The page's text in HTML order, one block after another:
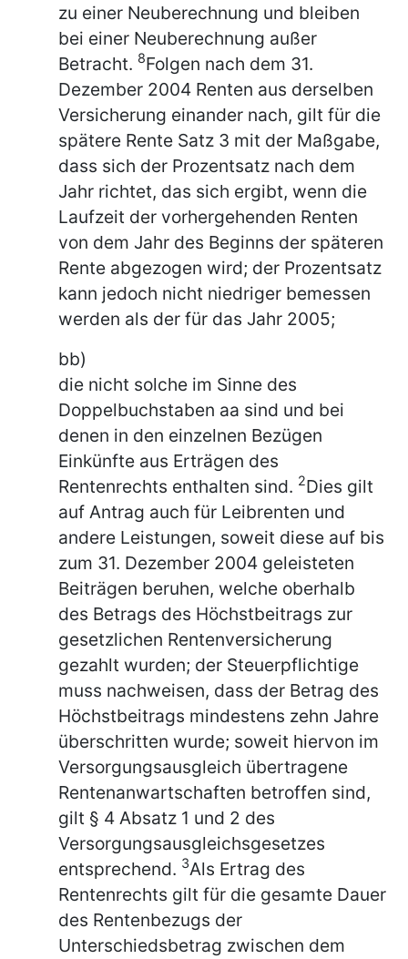
zu einer Neuberechnung und bleiben
bei einer Neuberechnung außer
Betracht. 8Folgen nach dem 31.
Dezember 2004 Renten aus derselben
Versicherung einander nach, gilt für die
spätere Rente Satz 3 mit der Maßgabe,
dass sich der Prozentsatz nach dem
Jahr richtet, das sich ergibt, wenn die
Laufzeit der vorhergehenden Renten
von dem Jahr des Beginns der späteren
Rente abgezogen wird; der Prozentsatz
kann jedoch nicht niedriger bemessen
werden als der für das Jahr 2005;
bb)
die nicht solche im Sinne des
Doppelbuchstaben aa sind und bei
denen in den einzelnen Bezügen
Einkünfte aus Erträgen des
Rentenrechts enthalten sind. 2Dies gilt
auf Antrag auch für Leibrenten und
andere Leistungen, soweit diese auf bis
zum 31. Dezember 2004 geleisteten
Beiträgen beruhen, welche oberhalb
des Betrags des Höchstbeitrags zur
gesetzlichen Rentenversicherung
gezahlt wurden; der Steuerpflichtige
muss nachweisen, dass der Betrag des
Höchstbeitrags mindestens zehn Jahre
überschritten wurde; soweit hiervon im
Versorgungsausgleich übertragene
Rentenanwartschaften betroffen sind,
gilt § 4 Absatz 1 und 2 des
Versorgungsausgleichsgesetzes
entsprechend. 3Als Ertrag des
Rentenrechts gilt für die gesamte Dauer
des Rentenbezugs der
Unterschiedsbetrag zwischen dem